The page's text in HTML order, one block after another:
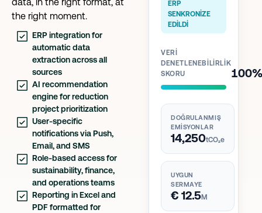
data, in the right format, at
the right moment.
ERP integration for
automatic data
extraction across all
sources
AI recommendation
engine for reduction
project prioritization
User-specific
notifications via Push,
Email, and SMS
Role-based access for
sustainability, finance,
and operations teams
Reporting in Excel and
PDF formatted for
ERP
SENKRONİZE
EDİLDİ
VERİ
DENETLENEBİLİRLİK
SKORU
DOĞRULANMIŞ
EMİSYONLAR
14,250tCO₂e
UYGUN
SERMAYE
€ 12.5M